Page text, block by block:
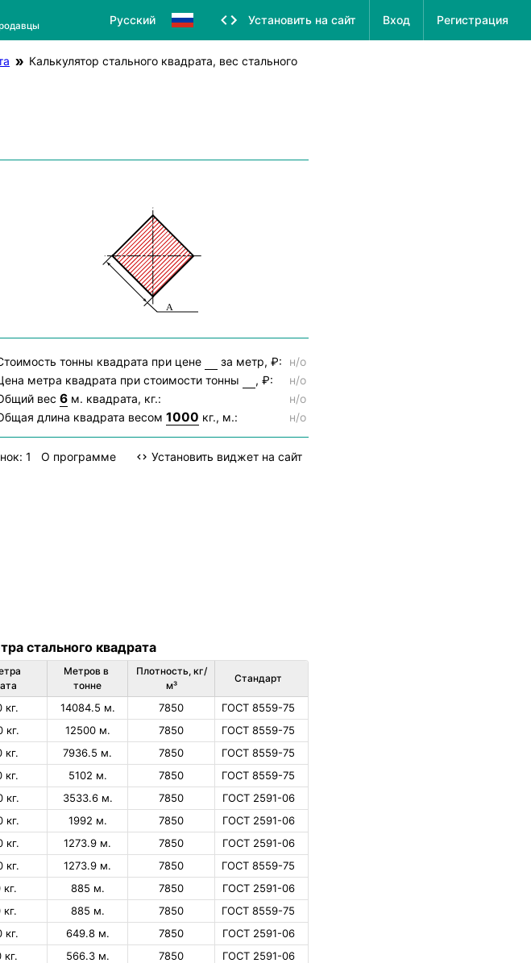
Русский Установить на сайт Вход Регистрация
Калькулятор стального квадрата, вес стального
тонны квадрата при цене за метр, ₽:
н/о
метра квадрата при стоимости тонны
, ₽:
н/о
вес 6 м. квадрата, кг.:
н/о
длина квадрата весом 1000 кг., м.: н/о
1 О программе Установить виджет на сайт
стального квадрата
Метров в
тонне
Плотность, кг/
м³
Стандарт
кг. 14084.5 м. 7850
ГОСТ 8559-75
кг. 12500 м. 7850
ГОСТ 8559-75
кг. 7936.5 м. 7850
ГОСТ 8559-75
кг. 5102 м. 7850
ГОСТ 8559-75
кг. 3533.6 м. 7850
ГОСТ 2591-06
кг. 1992 м. 7850
ГОСТ 2591-06
кг. 1273.9 м. 7850
ГОСТ 2591-06
кг. 1273.9 м. 7850
ГОСТ 8559-75
кг. 885 м. 7850
ГОСТ 2591-06
кг. 885 м. 7850
ГОСТ 8559-75
кг. 649.8 м. 7850
ГОСТ 2591-06
кг. 566.3 м. 7850
ГОСТ 2591-06